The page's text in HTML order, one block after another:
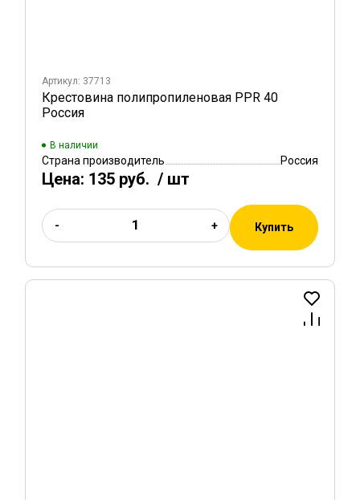
Артикул: 37713
Крестовина полипропиленовая PPR 40
Россия
В наличии
Страна производитель Россия
Цена: 135 руб. / шт
- + Купить